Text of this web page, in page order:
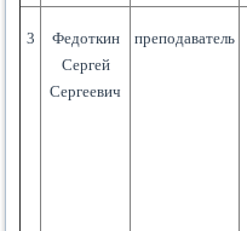
3
Федоткин
Сергей
Сергеевич
преподаватель